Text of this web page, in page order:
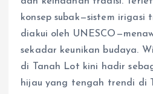
konsep subak—sistem irigasi
diakui oleh
sekadar keunikan budaya.
di Tanah Lot kini hadir
hijau yang tengah trendi di